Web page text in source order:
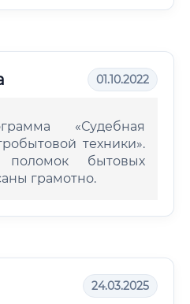
01.10.2022
«Судебная
техники».
бытовых
грамотно.
24.03.2025